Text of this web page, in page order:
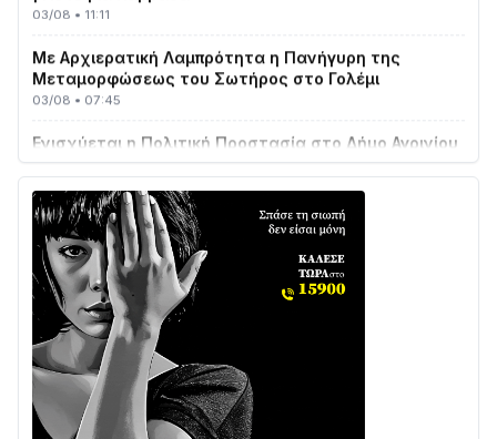
Μεταμορφώσεως του Σωτήρος στο Γολέμι
03/08 • 07:45
με δύο νέα υδροφόρα οχήματα
02/08 • 18:26
Διαβάστε την «Ναυπακτία» που κυκλοφορεί
31/07 • 08:16
Δωρίδα για Όλους: «Καμία εκχώρηση των νερών
στην ΕΥΔΑΠ»
28/07 • 21:46
Διαβάστε την «Ναυπακτία» που κυκλοφορεί
24/07 • 11:31
ΕΚΤΑΚΤΟ – ΝΑΥΠΑΚΤΙΑ: ΣΥΝΑΓΕΡΜΟΣ ΣΤΗΝ